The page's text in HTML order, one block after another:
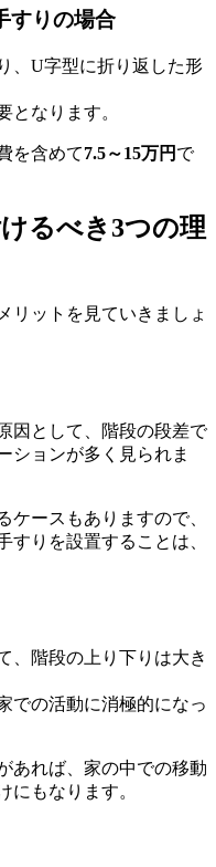
すりの場合
、U字型に折り返した形
となります。
を含めて7.5～15万円 で
るべき3つの理
リットを見ていきましょ
因として、階段の段差で
ションが多く見られま
ケースもありますので、
すりを設置することは、
、階段の上り下りは大き
での活動に消極的になっ
あれば、家の中での移動
にもなります。